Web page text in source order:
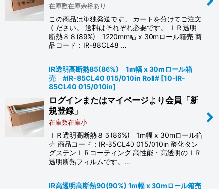
在庫数在庫余裕あり
この商品は単独発送です。 カートを分けてご注文
ください。 送料はそれぞれ必要です。 ＩＲ透明
断熱８８(89%) 1220mm幅 x 30mロール箱売 商
品コード：IR-88CL48 …
IR透明高断熱85(86%) 1m幅 x 30mロール箱
売 #IR-85CL40 015/010in Roll# [10-IR-
85CL40 015/010in]
ログインまたはマイページより会員「新
規登録」
在庫数在庫小
ＩＲ透明高断熱８５(86%) 1m幅 x 30mロール箱
売 商品コード：IR-85CL40 015/010in 酸化タン
グステンＩＲコーティング 高性能・高透明のＩＲ
透明断熱フィルムです。…
IR高透明高断熱90(90%) 1m幅 x 30mロール箱売